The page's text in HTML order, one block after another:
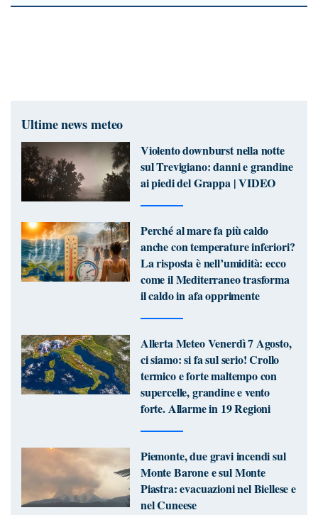
Ultime news meteo
Violento downburst nella notte
sul Trevigiano: danni e grandine
ai piedi del Grappa | VIDEO
Perché al mare fa più caldo
anche con temperature inferiori?
La risposta è nell’umidità: ecco
come il Mediterraneo trasforma
il caldo in afa opprimente
Allerta Meteo Venerdì 7 Agosto,
ci siamo: si fa sul serio! Crollo
termico e forte maltempo con
supercelle, grandine e vento
forte. Allarme in 19 Regioni
Piemonte, due gravi incendi sul
Monte Barone e sul Monte
Piastra: evacuazioni nel Biellese e
nel Cuneese